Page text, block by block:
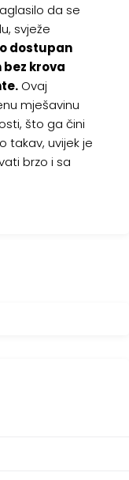
da se
svježe
dostupan
krova
Ovaj
mješavinu
što ga čini
takav, uvijek je
brzo i sa